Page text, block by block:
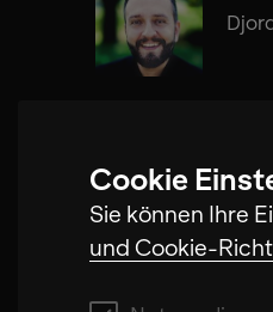
Cookie
Sie können Ihre
und Cookie-